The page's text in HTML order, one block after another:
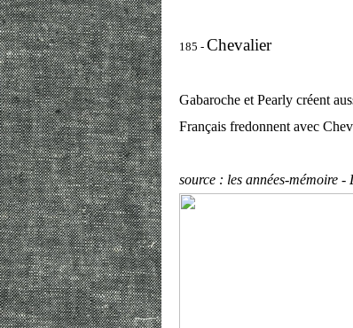
185 - Chevalier
Gabaroche et Pearly créent
Français fredonnent avec
source : les années-mémoire -